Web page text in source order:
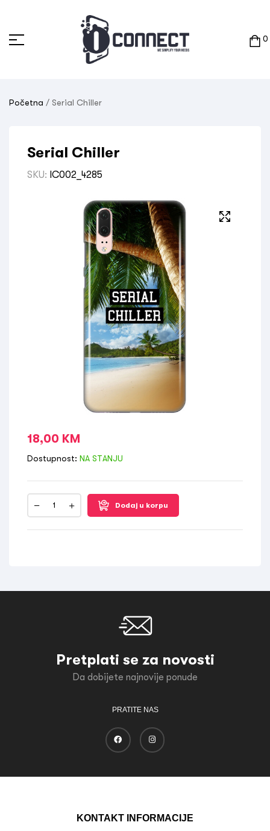
0
Početna / Serial Chiller
Serial Chiller
SKU: IC002_4285
18,00 KM
Dostupnost: NA STANJU
Dodaj u korpu
Pretplati se za novosti
Da dobijete najnovije ponude
PRATITE NAS
KONTAKT INFORMACIJE